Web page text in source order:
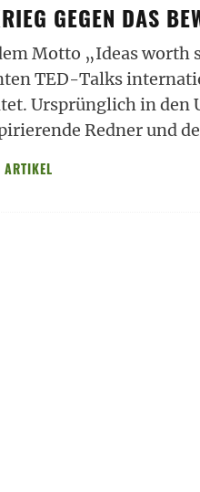
GEGEN DAS
Motto „Ideas worth
TED-Talks
Ursprünglich in den
Redner und
ARTIKEL